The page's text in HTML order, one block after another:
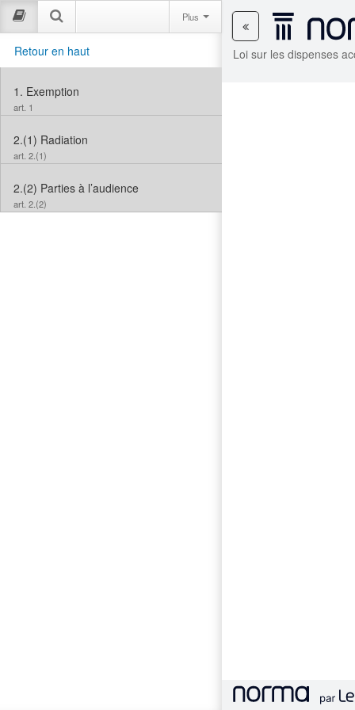
Loi sur les dispenses
Plus
Retour en haut
1. Exemption
art. 1
2.(1) Radiation
art. 2.(1)
2.(2) Parties à l’audience
art. 2.(2)